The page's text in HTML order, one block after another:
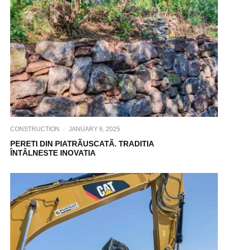
CONSTRUCTION · JANUARY 6, 2025
PERETI DIN PIATRÃUSCATÃ. TRADITIA
ÎNTÂLNESTE INOVATIA